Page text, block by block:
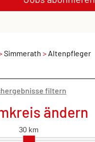
Simmerath Altenpfleger
filtern
ändern
30 km